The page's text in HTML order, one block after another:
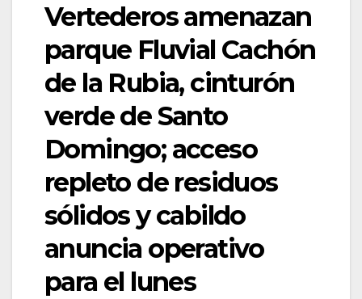
Vertederos amenazan
parque Fluvial Cachón
de la Rubia, cinturón
verde de Santo
Domingo; acceso
repleto de residuos
sólidos y cabildo
anuncia operativo
para el lunes